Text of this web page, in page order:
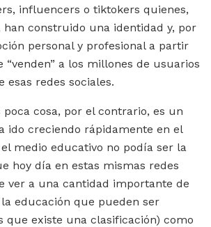
influencers o tiktokers quienes,
construido una identidad y, por
personal y profesional a partir
“venden” a los millones de usuarios
esas redes sociales.
cosa, por el contrario, es un
ido creciendo rápidamente en el
medio educativo no podía ser la
hoy día en estas mismas redes
ver a una cantidad importante de
educación que pueden ser
que existe una clasificación) como